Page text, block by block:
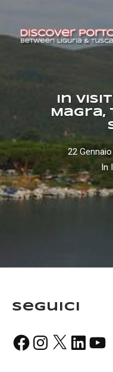
In
22
In
Seguici
FacebookInstagram
X LinkedIn